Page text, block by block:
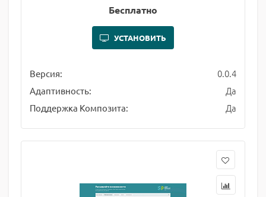
Бесплатно
УСТАНОВИТЬ
Версия: 0.0.4
Адаптивность: Да
Поддержка Композита: Да